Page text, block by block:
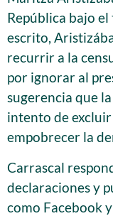
República bajo el
escrito,
recurrir a la
por ignorar al
sugerencia que
intento de
empobrecer la
Carrascal
declaraciones y
como Facebook